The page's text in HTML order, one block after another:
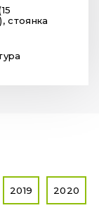
стоянка
2019 2020